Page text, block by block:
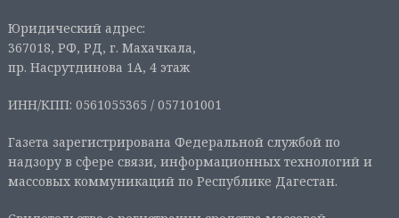
Юридический адрес:
367018, РФ, РД, г. Махачкала,
пр. Насрутдинова 1А, 4 этаж
ИНН/КПП: 0561055365 / 057101001
Газета зарегистрирована Федеральной службой по
надзору в сфере связи, информационных технологий и
массовых коммуникаций по Республике Дагестан.